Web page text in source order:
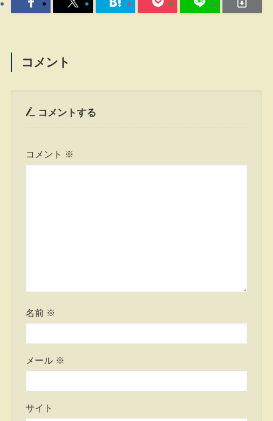
コメント
コメントする
コメント ※
名前 ※
メール ※
サイト